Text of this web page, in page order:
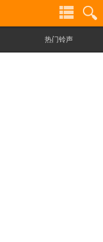
热门铃声